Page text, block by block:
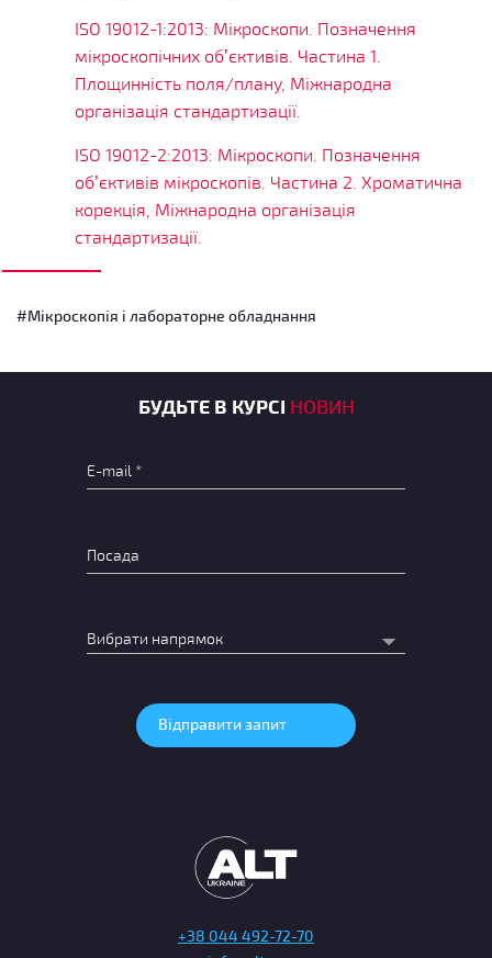
ISO 19012-1:2013: Мікроскопи. Позначення
мікроскопічних об’єктивів. Частина 1.
Площинність поля/плану, Міжнародна
організація стандартизації.
ISO 19012-2:2013: Мікроскопи. Позначення
об’єктивів мікроскопів. Частина 2. Хроматична
корекція, Міжнародна організація
стандартизації.
#Мікроскопія і лабораторне обладнання
БУДЬТЕ В КУРСІ НОВИН
+38 044 492-72-70